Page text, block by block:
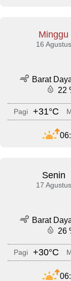
Minggu
16 Agustus
Barat
22
Pagi +31°C
Senin
17 Agustus
Barat
26
Pagi +30°C